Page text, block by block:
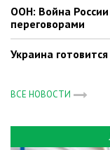
ООН: Война
переговорами
Украина
ВСЕ НОВОСТИ